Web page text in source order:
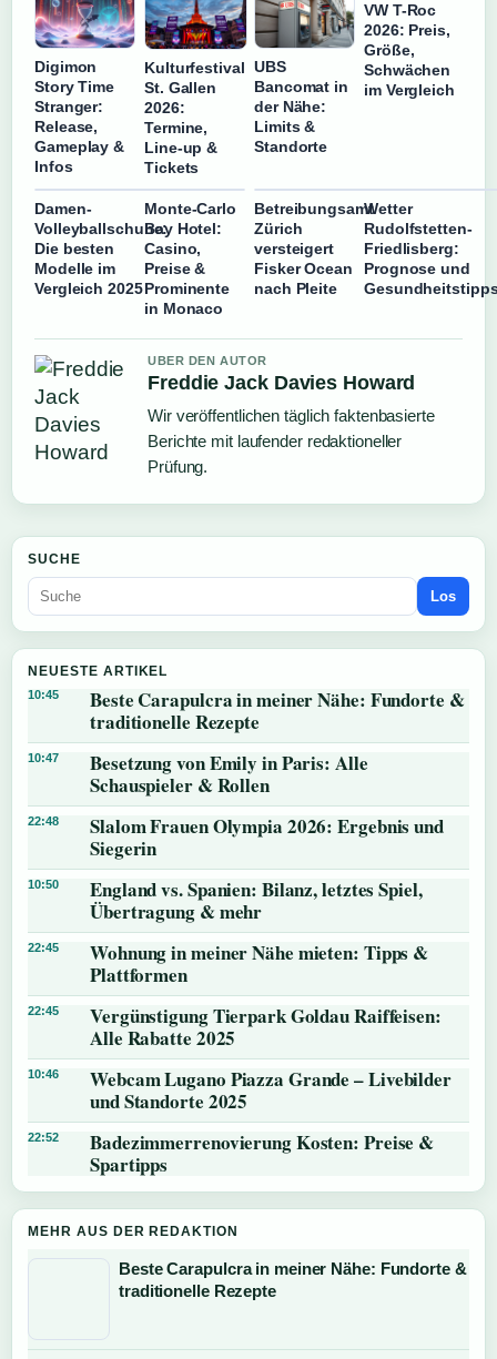
Digimon
Story Time
Stranger:
Release,
Gameplay &
Infos
Kulturfestival
St. Gallen
2026:
Termine,
Line-up &
Tickets
UBS
Bancomat in
der Nähe:
Limits &
Standorte
VW T-Roc
2026: Preis,
Größe,
Schwächen
im Vergleich
Damen-
Volleyballschuhe:
Die besten
Modelle im
Vergleich 2025
Monte-Carlo
Bay Hotel:
Casino,
Preise &
Prominente
in Monaco
Betreibungsamt
Zürich
versteigert
Fisker Ocean
nach Pleite
Wetter
Rudolfstetten-
Friedlisberg:
Prognose und
UBER DEN AUTOR
Freddie Jack Davies Howard
Wir veröffentlichen täglich faktenbasierte
Berichte mit laufender redaktioneller
Prüfung.
SUCHE
Los
NEUESTE ARTIKEL
10:45
Beste Carapulcra in meiner Nähe: Fundorte &
traditionelle Rezepte
10:47
Besetzung von Emily in Paris: Alle
Schauspieler & Rollen
22:48
Slalom Frauen Olympia 2026: Ergebnis und
Siegerin
10:50
England vs. Spanien: Bilanz, letztes Spiel,
Übertragung & mehr
22:45
Wohnung in meiner Nähe mieten: Tipps &
Plattformen
22:45
Vergünstigung Tierpark Goldau Raiffeisen:
Alle Rabatte 2025
10:46
Webcam Lugano Piazza Grande – Livebilder
und Standorte 2025
22:52
Badezimmerrenovierung Kosten: Preise &
Spartipps
MEHR AUS DER REDAKTION
Beste Carapulcra in meiner Nähe: Fundorte &
traditionelle Rezepte